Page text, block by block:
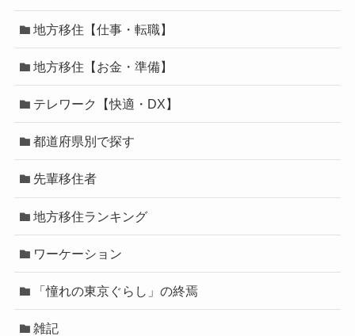
地方移住【仕事・転職】
地方移住【お金・準備】
テレワーク【快適・DX】
都道府県別で探す
先輩移住者
地方移住ランキング
ワーケーション
「憧れの東京ぐらし」の終焉
雑記